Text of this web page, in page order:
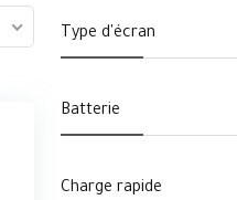
Type d'écran
Batterie
Charge rapide